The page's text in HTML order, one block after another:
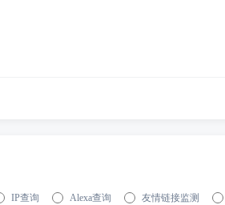
IP查询 Alexa查询 友情链接监测